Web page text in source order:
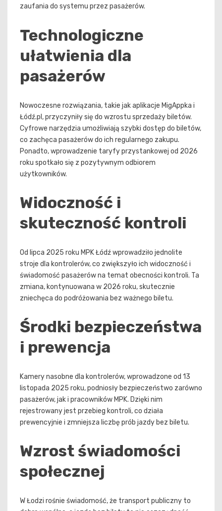
zaufania do systemu przez pasażerów.
Technologiczne
ułatwienia dla
pasażerów
Nowoczesne rozwiązania, takie jak aplikacje MigAppka i
Łódź.pl, przyczyniły się do wzrostu sprzedaży biletów.
Cyfrowe narzędzia umożliwiają szybki dostęp do biletów,
co zachęca pasażerów do ich regularnego zakupu.
Ponadto, wprowadzenie taryfy przystankowej od 2026
roku spotkało się z pozytywnym odbiorem
użytkowników.
Widoczność i
skuteczność kontroli
Od lipca 2025 roku MPK Łódź wprowadziło jednolite
stroje dla kontrolerów, co zwiększyło ich widoczność i
świadomość pasażerów na temat obecności kontroli. Ta
zmiana, kontynuowana w 2026 roku, skutecznie
zniechęca do podróżowania bez ważnego biletu.
Środki bezpieczeństwa
i prewencja
Kamery nasobne dla kontrolerów, wprowadzone od 13
listopada 2025 roku, podniosły bezpieczeństwo zarówno
pasażerów, jak i pracowników MPK. Dzięki nim
rejestrowany jest przebieg kontroli, co działa
prewencyjnie i zmniejsza liczbę prób jazdy bez biletu.
Wzrost świadomości
społecznej
W Łodzi rośnie świadomość, że transport publiczny to